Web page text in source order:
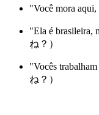
"Você mora
"Ela é
ね？）
"Vocês
ね？）